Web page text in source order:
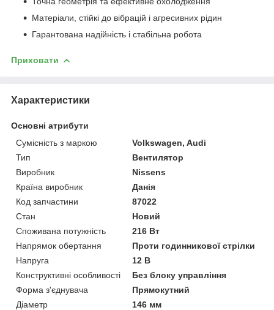
Матеріали, стійкі до вібрацій і агресивних рідин
Гарантована надійність і стабільна робота
Приховати
Характеристики
Основні атрибути
Сумісність з маркою
Volkswagen, Audi
Тип
Вентилятор
Виробник
Nissens
Країна виробник
Данія
Код запчастини
87022
Стан
Новий
Споживана потужність
216 Вт
Напрямок обертання
Проти годинникової стрілки
Напруга
12 В
Конструктивні особливості
Без блоку управління
Форма з'єднувача
Прямокутний
Діаметр
146 мм